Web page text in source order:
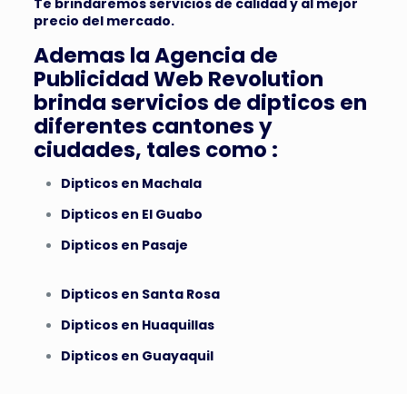
precio del mercado.
Ademas la Agencia de
Publicidad Web Revolution
brinda servicios de dipticos en
diferentes cantones y
ciudades, tales como :
Dipticos en Machala
Dipticos en El Guabo
Dipticos en Pasaje
Dipticos en Santa Rosa
Dipticos en Huaquillas
Dipticos en Guayaquil